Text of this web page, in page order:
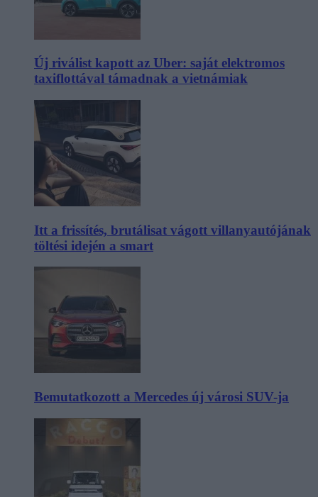
Új riválist kapott az Uber: saját elektromos
taxiflottával támadnak a vietnámiak
Itt a frissítés, brutálisat vágott villanyautójának
töltési idején a smart
Bemutatkozott a Mercedes új városi SUV-ja